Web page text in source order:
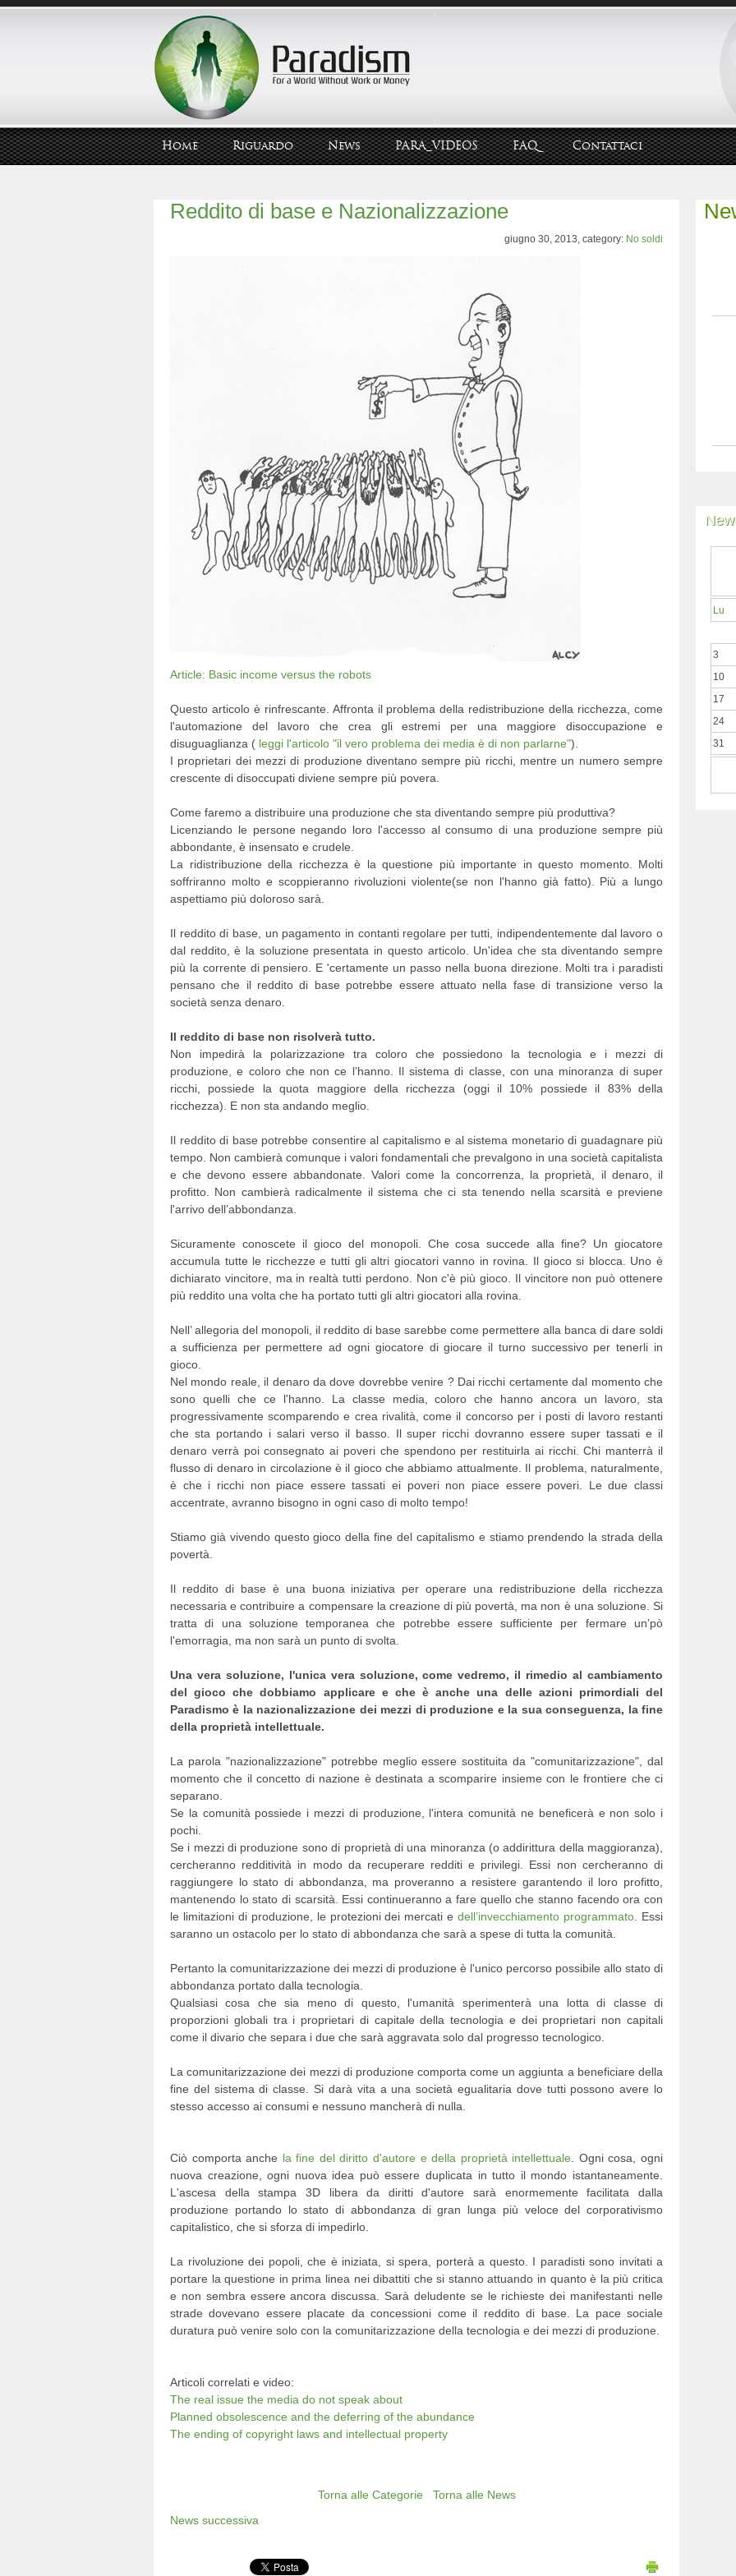
Home Riguardo News PARA_VIDEOS FAQ Contattaci
Reddito di base e Nazionalizzazione
giugno 30, 2013, category: No soldi
Article: Basic income versus the robots
Questo articolo è rinfrescante. Affronta il problema della redistribuzione della ricchezza, come
l'automazione del lavoro che crea gli estremi per una maggiore disoccupazione e
disuguaglianza ( leggi l'articolo "il vero problema dei media è di non parlarne").
I proprietari dei mezzi di produzione diventano sempre più ricchi, mentre un numero sempre
crescente di disoccupati diviene sempre più povera.
Come faremo a distribuire una produzione che sta diventando sempre più produttiva?
Licenziando le persone negando loro l'accesso al consumo di una produzione sempre più
abbondante, è insensato e crudele.
La ridistribuzione della ricchezza è la questione più importante in questo momento. Molti
soffriranno molto e scoppieranno rivoluzioni violente(se non l'hanno già fatto). Più a lungo
aspettiamo più doloroso sarà.
Il reddito di base, un pagamento in contanti regolare per tutti, indipendentemente dal lavoro o
dal reddito, è la soluzione presentata in questo articolo. Un'idea che sta diventando sempre
più la corrente di pensiero. E 'certamente un passo nella buona direzione. Molti tra i paradisti
pensano che il reddito di base potrebbe essere attuato nella fase di transizione verso la
società senza denaro.
Il reddito di base non risolverà tutto.
Non impedirà la polarizzazione tra coloro che possiedono la tecnologia e i mezzi di
produzione, e coloro che non ce l’hanno. Il sistema di classe, con una minoranza di super
ricchi, possiede la quota maggiore della ricchezza (oggi il 10% possiede il 83% della
ricchezza). E non sta andando meglio.
Il reddito di base potrebbe consentire al capitalismo e al sistema monetario di guadagnare più
tempo. Non cambierà comunque i valori fondamentali che prevalgono in una società capitalista
e che devono essere abbandonate. Valori come la concorrenza, la proprietà, il denaro, il
profitto. Non cambierà radicalmente il sistema che ci sta tenendo nella scarsità e previene
l'arrivo dell’abbondanza.
Sicuramente conoscete il gioco del monopoli. Che cosa succede alla fine? Un giocatore
accumula tutte le ricchezze e tutti gli altri giocatori vanno in rovina. Il gioco si blocca. Uno è
dichiarato vincitore, ma in realtà tutti perdono. Non c'è più gioco. Il vincitore non può ottenere
più reddito una volta che ha portato tutti gli altri giocatori alla rovina.
Nell’ allegoria del monopoli, il reddito di base sarebbe come permettere alla banca di dare soldi
a sufficienza per permettere ad ogni giocatore di giocare il turno successivo per tenerli in
gioco.
Nel mondo reale, il denaro da dove dovrebbe venire ? Dai ricchi certamente dal momento che
sono quelli che ce l'hanno. La classe media, coloro che hanno ancora un lavoro, sta
progressivamente scomparendo e crea rivalità, come il concorso per i posti di lavoro restanti
che sta portando i salari verso il basso. Il super ricchi dovranno essere super tassati e il
denaro verrà poi consegnato ai poveri che spendono per restituirla ai ricchi. Chi manterrà il
flusso di denaro in circolazione è il gioco che abbiamo attualmente. Il problema, naturalmente,
è che i ricchi non piace essere tassati ei poveri non piace essere poveri. Le due classi
accentrate, avranno bisogno in ogni caso di molto tempo!
Stiamo già vivendo questo gioco della fine del capitalismo e stiamo prendendo la strada della
povertà.
Il reddito di base è una buona iniziativa per operare una redistribuzione della ricchezza
necessaria e contribuire a compensare la creazione di più povertà, ma non è una soluzione. Si
tratta di una soluzione temporanea che potrebbe essere sufficiente per fermare un’pò
l'emorragia, ma non sarà un punto di svolta.
Una vera soluzione, l'unica vera soluzione, come vedremo, il rimedio al cambiamento
del gioco che dobbiamo applicare e che è anche una delle azioni primordiali del
Paradismo è la nazionalizzazione dei mezzi di produzione e la sua conseguenza, la fine
della proprietà intellettuale.
La parola "nazionalizzazione" potrebbe meglio essere sostituita da "comunitarizzazione", dal
momento che il concetto di nazione è destinata a scomparire insieme con le frontiere che ci
separano.
Se la comunità possiede i mezzi di produzione, l'intera comunità ne beneficerà e non solo i
pochi.
Se i mezzi di produzione sono di proprietà di una minoranza (o addirittura della maggioranza),
cercheranno redditività in modo da recuperare redditi e privilegi. Essi non cercheranno di
raggiungere lo stato di abbondanza, ma proveranno a resistere garantendo il loro profitto,
mantenendo lo stato di scarsità. Essi continueranno a fare quello che stanno facendo ora con
le limitazioni di produzione, le protezioni dei mercati edell’invecchiamento programmato . Essi
saranno un ostacolo per lo stato di abbondanza che sarà a spese di tutta la comunità.
Pertanto la comunitarizzazione dei mezzi di produzione è l'unico percorso possibile allo stato di
abbondanza portato dalla tecnologia.
Qualsiasi cosa che sia meno di questo, l'umanità sperimenterà una lotta di classe di
proporzioni globali tra i proprietari di capitale della tecnologia e dei proprietari non capitali
come il divario che separa i due che sarà aggravata solo dal progresso tecnologico.
La comunitarizzazione dei mezzi di produzione comporta come un aggiunta a beneficiare della
fine del sistema di classe. Si darà vita a una società egualitaria dove tutti possono avere lo
stesso accesso ai consumi e nessuno mancherà di nulla.
Ciò comporta anche la fine del diritto d'autore e della proprietà intellettuale . Ogni cosa, ogni
nuova creazione, ogni nuova idea può essere duplicata in tutto il mondo istantaneamente.
L'ascesa della stampa 3D libera da diritti d'autore sarà enormemente facilitata dalla
produzione portando lo stato di abbondanza di gran lunga più veloce del corporativismo
capitalistico, che si sforza di impedirlo.
La rivoluzione dei popoli, che è iniziata, si spera, porterà a questo. I paradisti sono invitati a
portare la questione in prima linea nei dibattiti che si stanno attuando in quanto è la più critica
e non sembra essere ancora discussa. Sarà deludente se le richieste dei manifestanti nelle
strade dovevano essere placate da concessioni come il reddito di base. La pace sociale
duratura può venire solo con la comunitarizzazione della tecnologia e dei mezzi di produzione.
Articoli correlati e video:
The real issue the media do not speak about
Planned obsolescence and the deferring of the abundance
The ending of copyright laws and intellectual property
Torna alle Categorie
Torna alle News
News successiva
Lu
3
10
17
24
31